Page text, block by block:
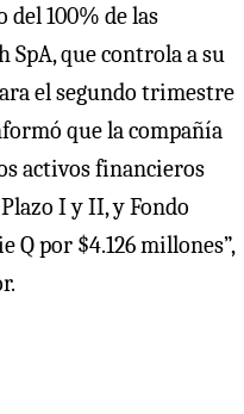
del 100% de las
SpA, que controla a su
el segundo trimestre
que la compañía
activos financieros
I y II, y Fondo
Q por $4.126 millones”,